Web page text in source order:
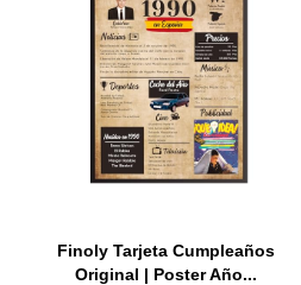
Finoly Tarjeta Cumpleaños
Original | Poster Año...